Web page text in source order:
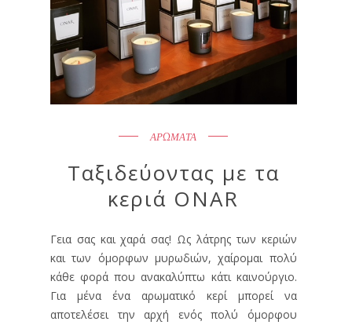
ΑΡΩΜΑΤΑ
Ταξιδεύοντας με τα
κεριά ONAR
Γεια σας και χαρά σας! Ως λάτρης των κεριών
και των όμορφων μυρωδιών, χαίρομαι πολύ
κάθε φορά που ανακαλύπτω κάτι καινούργιο.
Για μένα ένα αρωματικό κερί μπορεί να
αποτελέσει την αρχή ενός πολύ όμορφου